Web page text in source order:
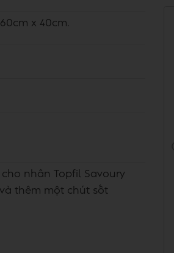
x 40cm.
nhân Topfil Savoury
thêm một chút sốt